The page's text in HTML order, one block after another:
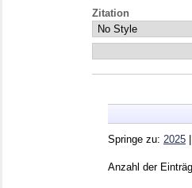
Zitation
Springe zu: 2025
Anzahl der